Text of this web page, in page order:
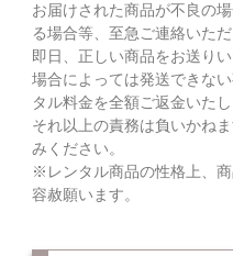
お届けされた商品が不良の
る場合等、至急ご連絡いた
即日、正しい商品をお送りい
場合によっては発送できな
タル料金を全額ご返金いたし
それ以上の責務は負いかね
みください。
※レンタル商品の性格上、
容赦願います。